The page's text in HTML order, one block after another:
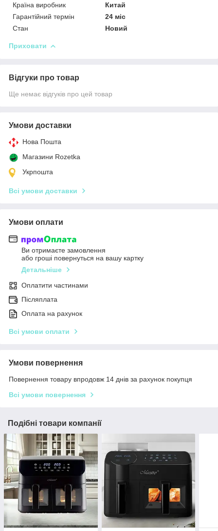
Країна виробник
Китай
Гарантійний термін
24 міс
Стан
Новий
Приховати
Відгуки про товар
Ще немає відгуків про цей товар
Умови доставки
Нова Пошта
Магазини Rozetka
Укрпошта
Всі умови доставки
Умови оплати
Ви отримаєте замовлення
або гроші повернуться на вашу картку
Детальніше
Оплатити частинами
Післяплата
Оплата на рахунок
Всі умови оплати
Умови повернення
Повернення товару впродовж 14 днів за рахунок покупця
Всі умови повернення
Подібні товари компанії